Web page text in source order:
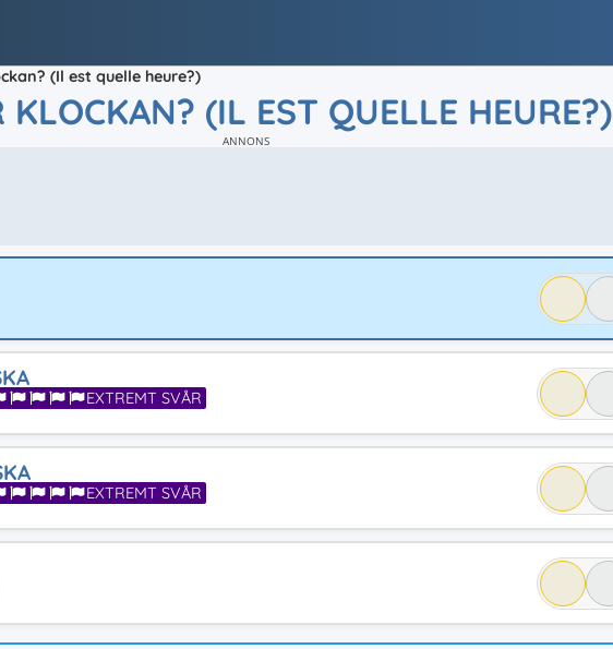
(Il est quelle heure?)
KLOCKAN? (IL EST QUELLE HEURE?)
ANNONS
EXTREMT SVÅR
EXTREMT SVÅR